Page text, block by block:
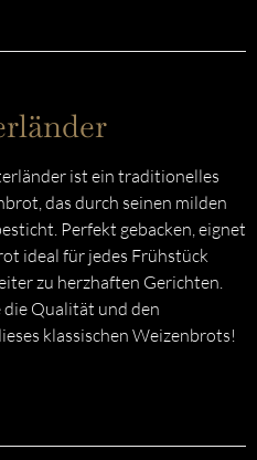
ist ein traditionelles
das durch seinen milden
Perfekt gebacken, eignet
ideal für jedes Frühstück
zu herzhaften Gerichten.
die Qualität und den
klassischen Weizenbrots!